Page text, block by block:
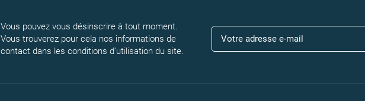
Vous pouvez vous désinscrire à tout moment.
Vous trouverez pour cela nos informations de
contact dans les conditions d'utilisation du site.